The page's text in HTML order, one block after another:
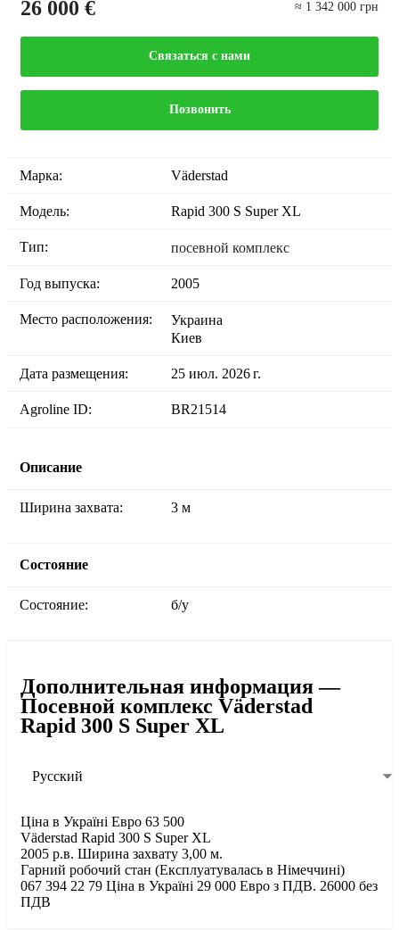
26 000 € ≈ 1 342 000 грн
Связаться с нами
Позвонить
Марка: Väderstad
Модель: Rapid 300 S Super XL
Тип: посевной комплекс
Год выпуска: 2005
Место расположения:
Украина
Киев
Дата размещения: 25 июл. 2026 г.
Agroline ID: BR21514
Описание
Ширина захвата: 3 м
Состояние
Состояние: б/у
Дополнительная информация —
Посевной комплекс Väderstad
Rapid 300 S Super XL
Русский
Ціна в Україні Евро 63 500
Väderstad Rapid 300 S Super XL
2005 р.в. Ширина захвату 3,00 м.
Гарний робочий стан (Експлуатувалась в Німеччині)
067 394 22 79 Ціна в Україні 29 000 Евро з ПДВ. 26000 без
ПДВ